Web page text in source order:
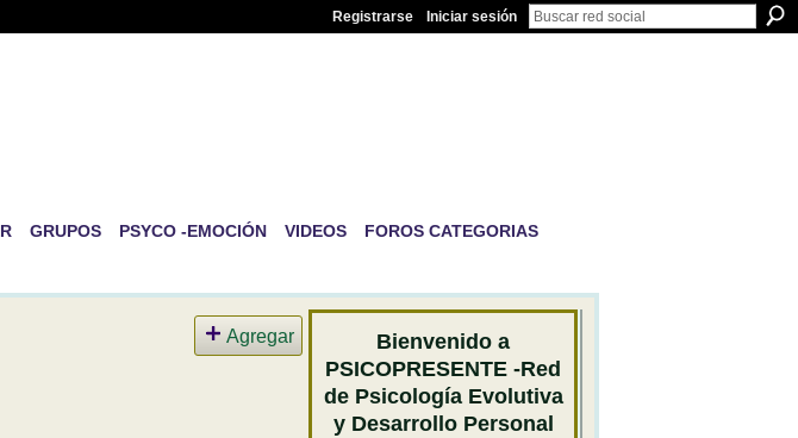
Registrarse Iniciar sesión
GRUPOS PSYCO -EMOCIÓN VIDEOS
FOROS CATEGORIAS
Agregar
Bienvenido a
PSICOPRESENTE -Red
de Psicología Evolutiva
y Desarrollo Personal